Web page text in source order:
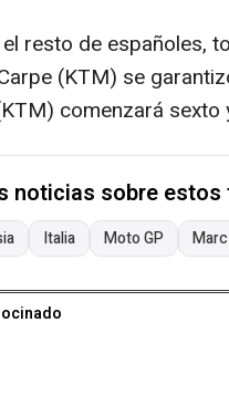
resto de españoles,
(KTM) se
comenzará
noticias sobre estos
Italia Moto GP